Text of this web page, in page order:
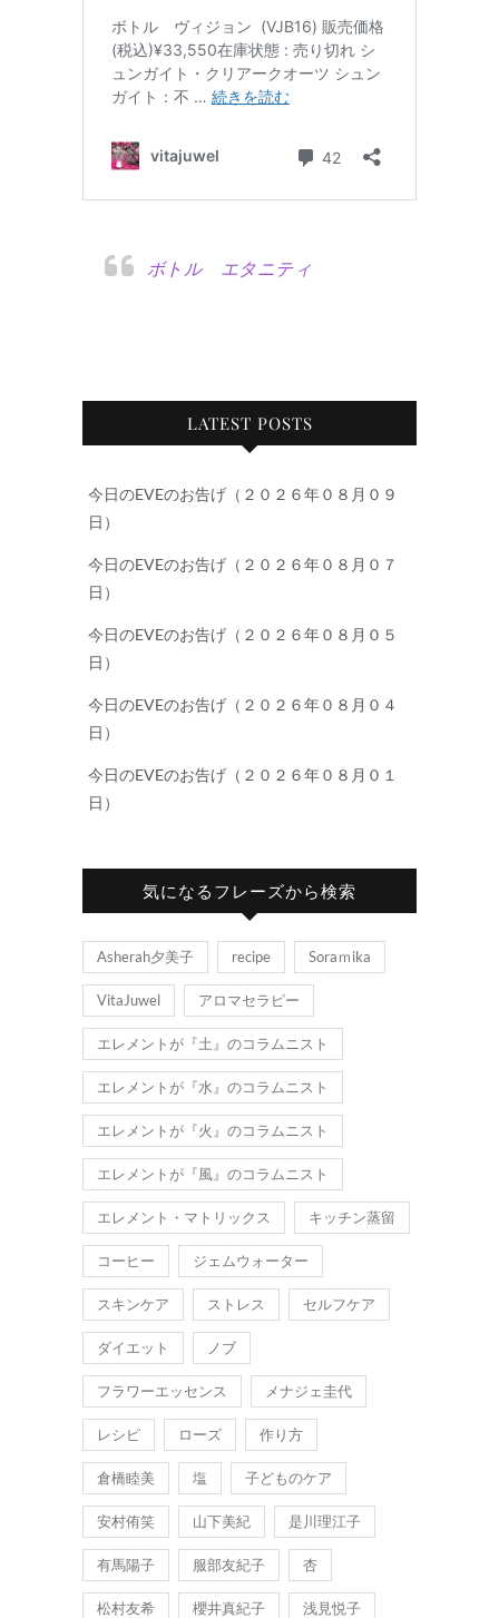
ボトル エタニティ
LATEST POSTS
今日のEVEのお告げ（２０２６年０８月０９
日）
今日のEVEのお告げ（２０２６年０８月０７
日）
今日のEVEのお告げ（２０２６年０８月０５
日）
今日のEVEのお告げ（２０２６年０８月０４
日）
今日のEVEのお告げ（２０２６年０８月０１
日）
気になるフレーズから検索
Asherah夕美子 recipe Soraｍika
VitaJuwel アロマセラピー
エレメントが『土』のコラムニスト
エレメントが『水』のコラムニスト
エレメントが『火』のコラムニスト
エレメントが『風』のコラムニスト
エレメント・マトリックス キッチン蒸留
コーヒー ジェムウォーター
スキンケア ストレス セルフケア
ダイエット ノブ
フラワーエッセンス メナジェ圭代
レシピ ローズ 作り方
倉橋睦美 塩 子どものケア
安村侑笑 山下美紀 是川理江子
有馬陽子 服部友紀子 杏
松村友希 櫻井真紀子 浅見悦子